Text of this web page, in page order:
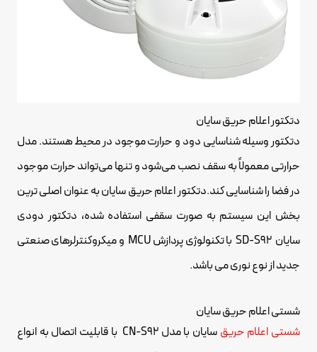
دتکتور اعلام حریق سایان
دتکتور وسیله شناسایی دود و حرارت موجود در محیط هستند. مدل
حرارتی معمولاً به سقف نصب می‌شود و تنها می‌تواند حرارت موجود
در فضا را شناسایی کند.دتکتور اعلام حریق سایان به عنوان اصلی ترین
بخش این سیستم به صورت سقفی استفاده شده، دتکتور دودی
سایان SD-S92 با تکنولوژی پردازش MCU و میکروکنترلرهای صنعتی
جدید از نوع نوری می باشد.
شستی اعلام حریق سایان
شستی اعلام حریق
سایان با مدل CN-S92 با قابلیت اتصال به انواع